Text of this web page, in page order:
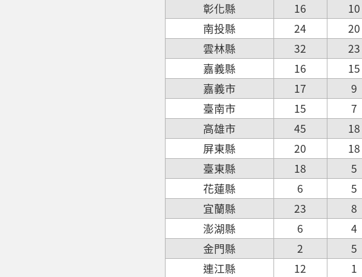
彰化縣
16 10
南投縣
24 20
雲林縣
32 23
嘉義縣
16 15
嘉義市
17 9
臺南市
15 7
高雄市
45 18
屏東縣
20 18
臺東縣
18 5
花蓮縣
6 5
宜蘭縣
23 8
澎湖縣
6 4
金門縣
2 5
連江縣
12 1